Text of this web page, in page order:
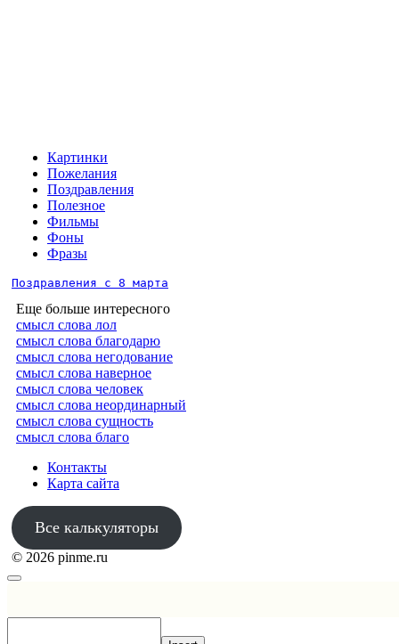
Картинки
Пожелания
Поздравления
Полезное
Фильмы
Фоны
Фразы
Поздравления с 8 марта
Еще больше интересного
смысл слова лол
смысл слова благодарю
смысл слова негодование
смысл слова наверное
смысл слова человек
смысл слова неординарный
смысл слова сущность
смысл слова благо
Контакты
Карта сайта
Все калькуляторы
© 2026 pinme.ru